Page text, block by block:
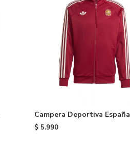
Campera Deportiva España
adidas - Red
$ 5.990